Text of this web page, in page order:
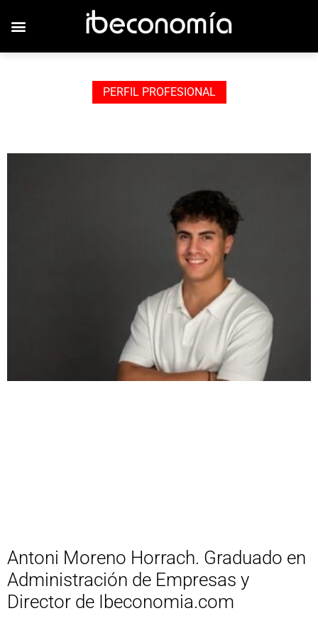
PERFIL PROFESIONAL
Antoni Moreno Horrach. Graduado en
Administración de Empresas y
Director de Ibeconomia.com